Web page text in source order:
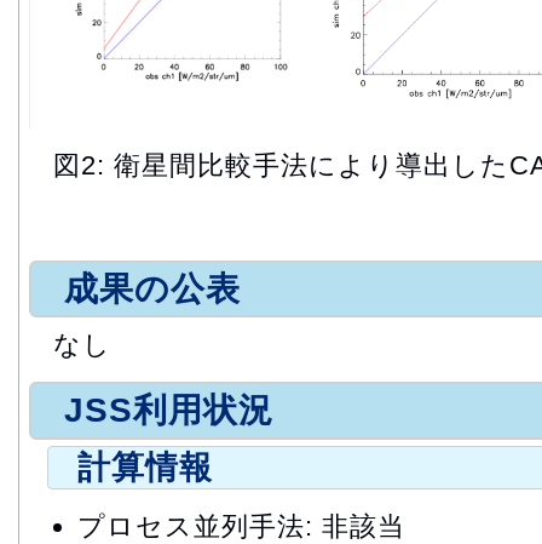
図2: 衛星間比較手法により導出した
成果の公表
なし
JSS利用状況
計算情報
プロセス並列手法: 非該当